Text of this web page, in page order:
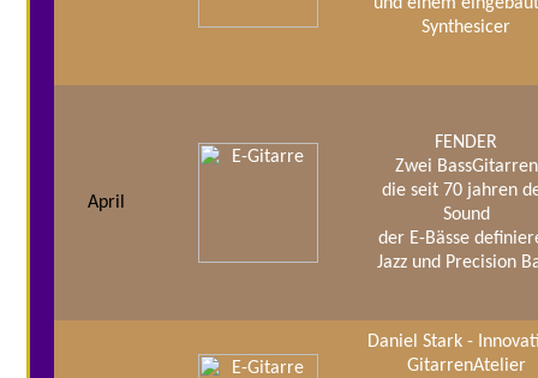
Synthesicer
April
FENDER
Zwei BassGitarren
die seit 70 jahren
Sound
der E-Bässe
Jazz und Precision
Daniel Stark -
GitarrenAtelier